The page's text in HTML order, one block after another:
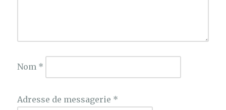
Nom *
Adresse de messagerie *